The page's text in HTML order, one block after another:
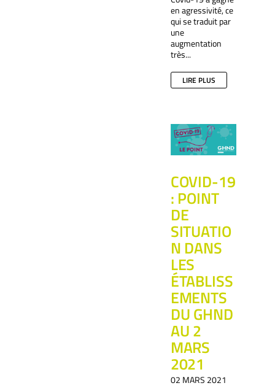
en agressivité, ce
qui se traduit par
une
augmentation
très...
LIRE PLUS
COVID-19
: POINT
DE
SITUATIO
N DANS
LES
ÉTABLISS
EMENTS
DU GHND
AU 2
MARS
2021
02 MARS 2021